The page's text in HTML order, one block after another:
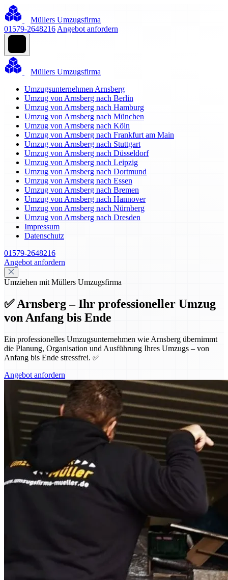
Müllers Umzugsfirma
01579-2648216 Angebot anfordern
Müllers Umzugsfirma
Umzugsunternehmen Arnsberg
Umzug von Arnsberg nach Berlin
Umzug von Arnsberg nach Hamburg
Umzug von Arnsberg nach München
Umzug von Arnsberg nach Köln
Umzug von Arnsberg nach Frankfurt am Main
Umzug von Arnsberg nach Stuttgart
Umzug von Arnsberg nach Düsseldorf
Umzug von Arnsberg nach Leipzig
Umzug von Arnsberg nach Dortmund
Umzug von Arnsberg nach Essen
Umzug von Arnsberg nach Bremen
Umzug von Arnsberg nach Hannover
Umzug von Arnsberg nach Nürnberg
Umzug von Arnsberg nach Dresden
Impressum
Datenschutz
01579-2648216
Angebot anfordern
Umziehen mit Müllers Umzugsfirma
✅ Arnsberg – Ihr professioneller Umzug
von Anfang bis Ende
Ein professionelles Umzugsunternehmen wie Arnsberg übernimmt
die Planung, Organisation und Ausführung Ihres Umzugs – von
Anfang bis Ende stressfrei. ✅
Angebot anfordern